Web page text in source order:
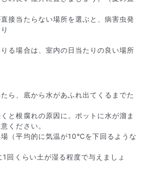
が届く？
している写真は、実際にお届けする商
です。お花は生き物なので、どうして
咲き方に個体差はありますが、できる
ジに近いものをお届けできるように人
しています。
接当たらない場所を選ぶと、病害虫発
る場合は、室内の日当たりの良い場所
ら、底から水があふれ出てくるまでた
と根腐れの原因に。ポットに水が溜ま
ください。
（平均的に気温が10℃を下回るような
回くらい土が湿る程度で与えましょ